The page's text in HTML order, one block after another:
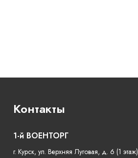
Контакты
1-й ВОЕНТОРГ
г. Курск, ул. Верхняя Луговая, д. 6 (1 этаж)